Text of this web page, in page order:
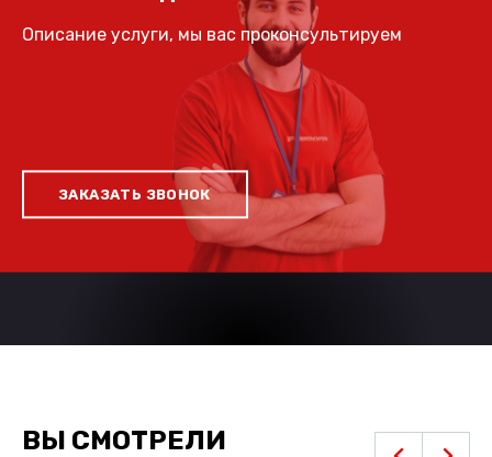
Описание услуги, мы вас проконсультируем
ЗАКАЗАТЬ ЗВОНОК
ВЫ СМОТРЕЛИ